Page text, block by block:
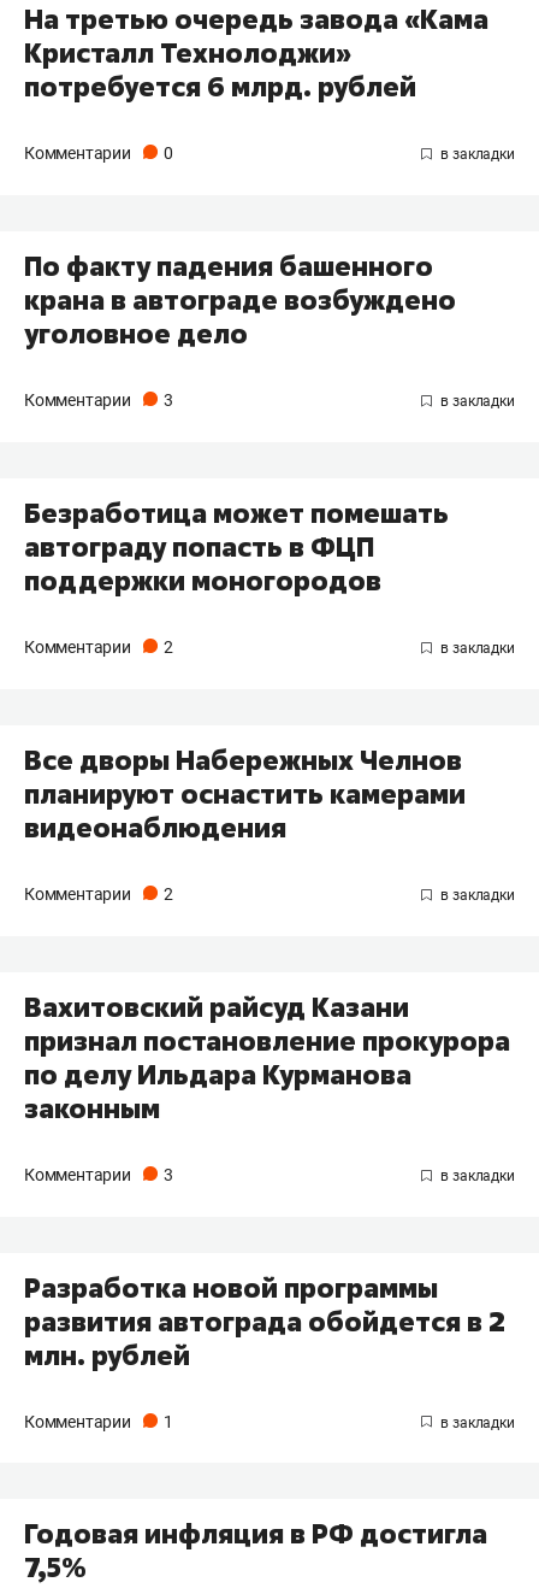
На третью очередь завода «Кама
Кристалл Технолоджи»
потребуется 6 млрд. рублей
Комментарии 0
По факту падения башенного
крана в автограде возбуждено
уголовное дело
Комментарии 3
Безработица может помешать
автограду попасть в ФЦП
поддержки моногородов
Комментарии 2
Все дворы Набережных Челнов
планируют оснастить камерами
видеонаблюдения
Комментарии 2
Вахитовский райсуд Казани
признал постановление прокурора
по делу Ильдара Курманова
законным
Комментарии 3
Разработка новой программы
развития автограда обойдется в 2
млн. рублей
Комментарии 1
Годовая инфляция в РФ достигла
7,5%